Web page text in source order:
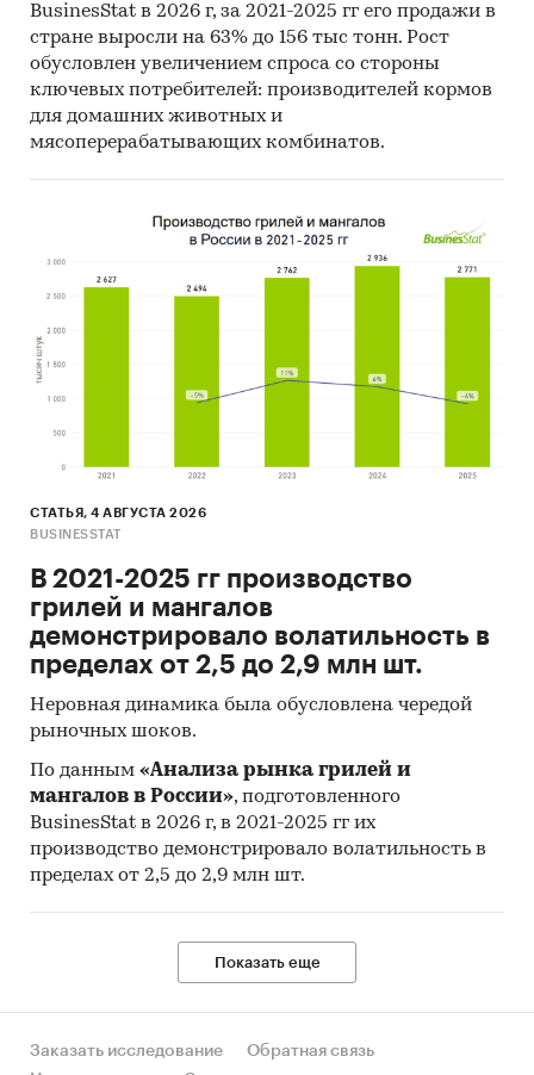
BusinesStat в 2026 г, за 2021-2025 гг его продажи в
стране выросли на 63% до 156 тыс тонн. Рост
обусловлен увеличением спроса со стороны
ключевых потребителей: производителей кормов
для домашних животных и
мясоперерабатывающих комбинатов.
СТАТЬЯ, 4 АВГУСТА 2026
BUSINESSTAT
В 2021-2025 гг производство
грилей и мангалов
демонстрировало волатильность в
пределах от 2,5 до 2,9 млн шт.
Неровная динамика была обусловлена чередой
рыночных шоков.
По данным «Анализа рынка грилей и
мангалов в России», подготовленного
BusinesStat в 2026 г, в 2021-2025 гг их
производство демонстрировало волатильность в
пределах от 2,5 до 2,9 млн шт.
Показать еще
Заказать исследование
Обратная связь